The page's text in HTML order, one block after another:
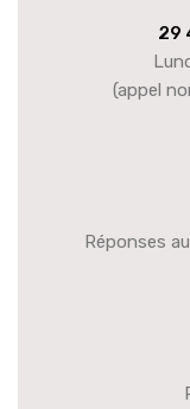
29
(appel
Réponses